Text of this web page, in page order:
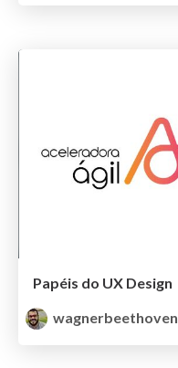
Papéis do UX Design
wagnerbeethoven